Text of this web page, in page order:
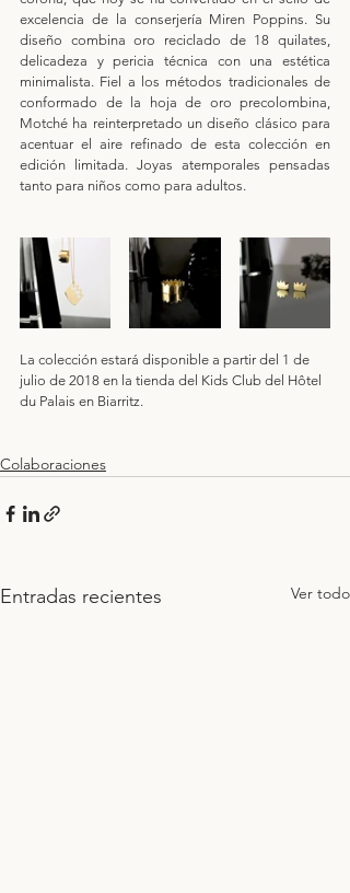
excelencia de la conserjería Miren Poppins. Su
diseño combina oro reciclado de 18 quilates,
delicadeza y pericia técnica con una estética
minimalista. Fiel a los métodos tradicionales de
conformado de la hoja de oro precolombina,
Motché ha reinterpretado un diseño clásico para
acentuar el aire refinado de esta colección en
edición limitada. Joyas atemporales pensadas
tanto para niños como para adultos.
La colección estará disponible a partir del 1 de
julio de 2018 en la tienda del Kids Club del Hôtel
du Palais en Biarritz.
Colaboraciones
Entradas recientes Ver todo